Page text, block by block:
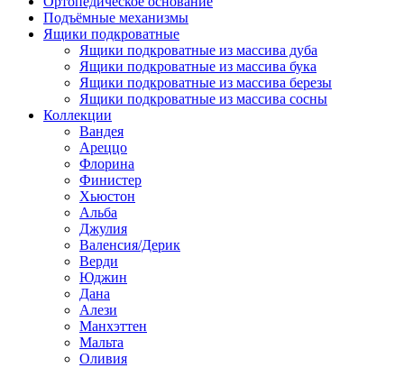
Подъёмные механизмы
Ящики подкроватные
Ящики подкроватные из массива дуба
Ящики подкроватные из массива бука
Ящики подкроватные из массива березы
Ящики подкроватные из массива сосны
Коллекции
Вандея
Ареццо
Флорина
Финистер
Хьюстон
Альба
Джулия
Валенсия/Дерик
Верди
Юджин
Дана
Алези
Манхэттен
Мальта
Оливия